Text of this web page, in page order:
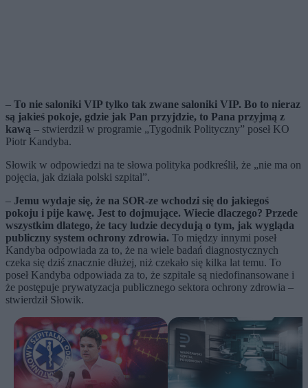
– To nie saloniki VIP tylko tak zwane saloniki VIP. Bo to nieraz
są jakieś pokoje, gdzie jak Pan przyjdzie, to Pana przyjmą z
kawą – stwierdził w programie „Tygodnik Polityczny” poseł KO
Piotr Kandyba.
Słowik w odpowiedzi na te słowa polityka podkreślił, że „nie ma on
pojęcia, jak działa polski szpital”.
– Jemu wydaje się, że na SOR-ze wchodzi się do jakiegoś
pokoju i pije kawę. Jest to dojmujące. Wiecie dlaczego? Przede
wszystkim dlatego, że tacy ludzie decydują o tym, jak wygląda
publiczny system ochrony zdrowia. To między innymi poseł
Kandyba odpowiada za to, że na wiele badań diagnostycznych
czeka się dziś znacznie dłużej, niż czekało się kilka lat temu. To
poseł Kandyba odpowiada za to, że szpitale są niedofinansowane i
że postępuje prywatyzacja publicznego sektora ochrony zdrowia –
stwierdził Słowik.